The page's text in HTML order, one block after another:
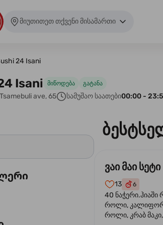
მიუთითეთ თქვენი მისამართი
24 Isani
Isani მიწოდება გატანა
ave, 65 სამუშაო საათები00:00 -
ვაი მაი სეტი
13 6
40
როლი,
როლი, კრაბ